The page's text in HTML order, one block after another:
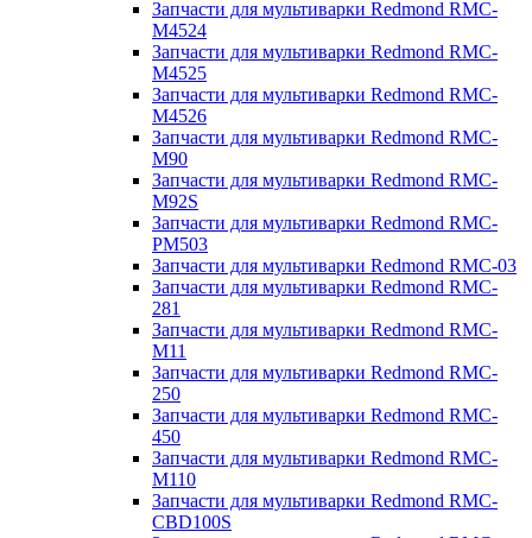
Запчасти для мультиварки Redmond RMC-
M4524
Запчасти для мультиварки Redmond RMC-
M4525
Запчасти для мультиварки Redmond RMC-
M4526
Запчасти для мультиварки Redmond RMC-
M90
Запчасти для мультиварки Redmond RMC-
M92S
Запчасти для мультиварки Redmond RMC-
PM503
Запчасти для мультиварки Redmond RMC-03
Запчасти для мультиварки Redmond RMC-
281
Запчасти для мультиварки Redmond RMC-
M11
Запчасти для мультиварки Redmond RMC-
250
Запчасти для мультиварки Redmond RMC-
450
Запчасти для мультиварки Redmond RMC-
M110
Запчасти для мультиварки Redmond RMC-
CBD100S